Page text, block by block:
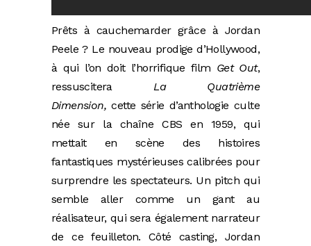
Prêts à cauchemarder grâce à Jordan
Peele ? Le nouveau prodige d’Hollywood,
à qui l’on doit l’horrifique film Get Out,
ressusciteraLa Quatrième
Dimension, cette série d’anthologie culte
née sur la chaîne CBS en 1959, qui
mettait en scène des histoires
fantastiques mystérieuses calibrées pour
surprendre les spectateurs. Un pitch qui
semble aller comme un gant au
réalisateur, qui sera également narrateur
de ce feuilleton. Côté casting, Jordan